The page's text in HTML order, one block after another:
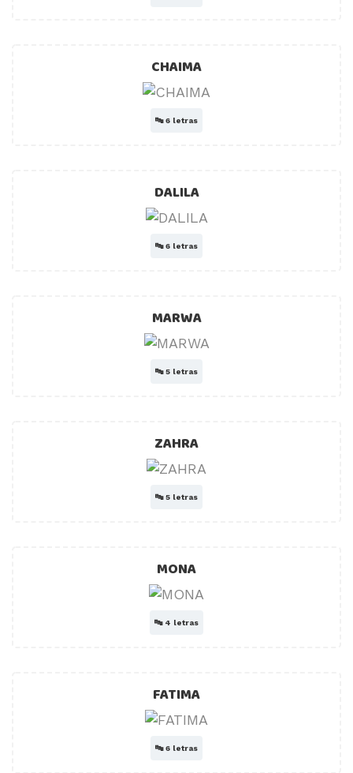
CHAIMA
🔤6 letras
DALILA
🔤6 letras
MARWA
🔤5 letras
ZAHRA
🔤5 letras
MONA
🔤 4 letras
FATIMA
🔤6 letras